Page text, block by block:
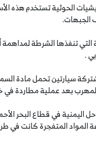
الحوثية تستخدم هذه
الجبهات.
تنفذها الشرطة
.
القوات المشتركة سيارتين
بعد عملية مطاردة في
السواحل اليمنية في قطاع